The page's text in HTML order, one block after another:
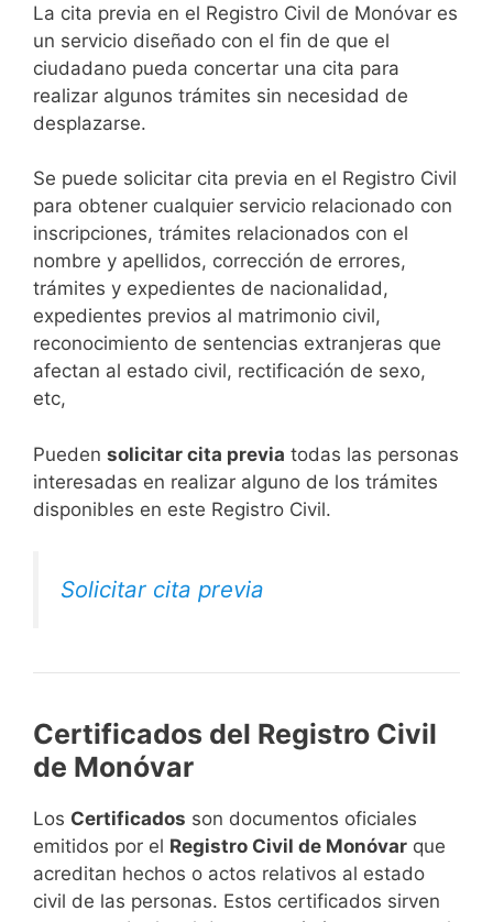
​​​​​​​​​​​​​​​​​​​​​​​​​​​​La cita previa en el Registro Civil de Monóvar es
un servicio diseñado con el fin de que el
ciudadano pueda concertar una cita para
realizar algunos trámites sin necesidad de
desplazarse.​
Se puede solicitar cita previa en el Registro Civil
para obtener cualquier servicio relacionado con
inscripciones, trámites relacionados con el
nombre y apellidos, corrección de errores,
trámites y expedientes de nacionalidad,
expedientes previos al matrimonio civil,
reconocimiento de sentencias extranjeras que
afectan al estado civil, rectificación de sexo,
etc,
​Pueden solicitar cita previa todas las personas
interesadas en realizar alguno de los trámites
disponibles en este Registro Civil.​
Solicitar cita previa
Certificados del Registro Civil
de Monóvar
Los Certificados son documentos oficiales
emitidos por el Registro Civil de Monóvar que
acreditan hechos o actos relativos al estado
civil de las personas. Estos certificados sirven